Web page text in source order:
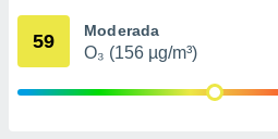
mediante
59 Moderada
O₃ (156 µg/m³)